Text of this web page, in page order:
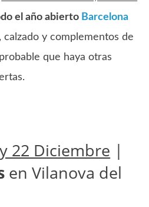
el año abierto Barcelona
calzado y complementos de
que haya otras
22 Diciembre |
en Vilanova del